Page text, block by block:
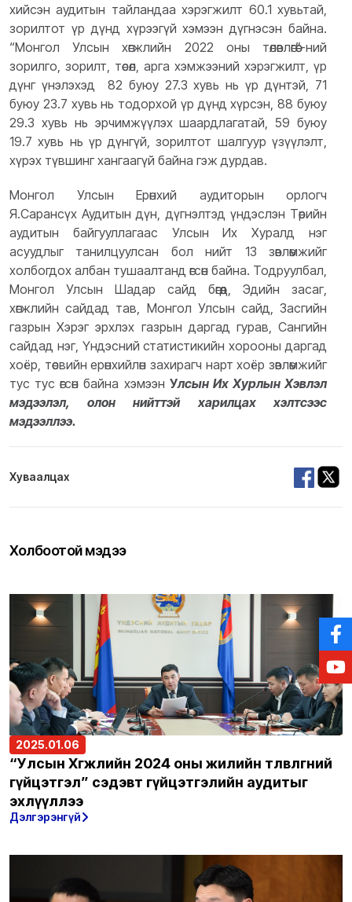
хийсэн аудитын тайландаа хэрэгжилт 60.1 хувьтай,
зорилтот үр дүнд хүрээгүй хэмээн дүгнэсэн байна.
“Монгол Улсын хөгжлийн 2022 оны төлөвлөгөө”-ний
зорилго, зорилт, төсөл, арга хэмжээний хэрэгжилт, үр
дүнг үнэлэхэд 82 буюу 27.3 хувь нь үр дүнтэй, 71
буюу 23.7 хувь нь тодорхой үр дүнд хүрсэн, 88 буюу
29.3 хувь нь эрчимжүүлэх шаардлагатай, 59 буюу
19.7 хувь нь үр дүнгүй, зорилтот шалгуур үзүүлэлт,
хүрэх түвшинг хангаагүй байна гэж дурдав.
Монгол Улсын Ерөнхий аудиторын орлогч
Я.Сарансүх Аудитын дүн, дүгнэлтэд үндэслэн Төрийн
аудитын байгууллагаас Улсын Их Хуралд нэг
асуудлыг танилцуулсан бол нийт 13 зөвлөмжийг
холбогдох албан тушаалтанд өгсөн байна. Тодруулбал,
Монгол Улсын Шадар сайд бөгөөд, Эдийн засаг,
хөгжлийн сайдад тав, Монгол Улсын сайд, Засгийн
газрын Хэрэг эрхлэх газрын даргад гурав, Сангийн
сайдад нэг, Үндэсний статистикийн хорооны даргад
хоёр, төсвийн ерөнхийлөн захирагч нарт хоёр зөвлөмжийг
тус тус өгсөн байна хэмээн Улсын Их Хурлын Хэвлэл
мэдээлэл, олон нийттэй харилцах хэлтсээс
мэдээллээ.
Хуваалцах
Холбоотой мэдээ
2025.01.06
“Улсын Хөгжлийн 2024 оны жилийн төлөвлөгөөний
гүйцэтгэл” сэдэвт гүйцэтгэлийн аудитыг
эхлүүллээ
Дэлгэрэнгүй